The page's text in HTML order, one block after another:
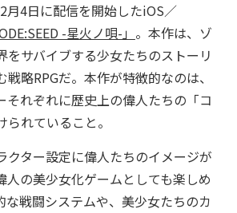
月4日に配信を開始したiOS／
-星火ノ唄-」 。本作は、ゾ
をサバイブする少女たちのストーリ
略RPGだ。本作が特徴的なのは、
それぞれに歴史上の偉人たちの「コ
れていること。
ター設定に偉人たちのイメージが
人の美少女化ゲームとしても楽しめ
な戦闘システムや、美少女たちのカ